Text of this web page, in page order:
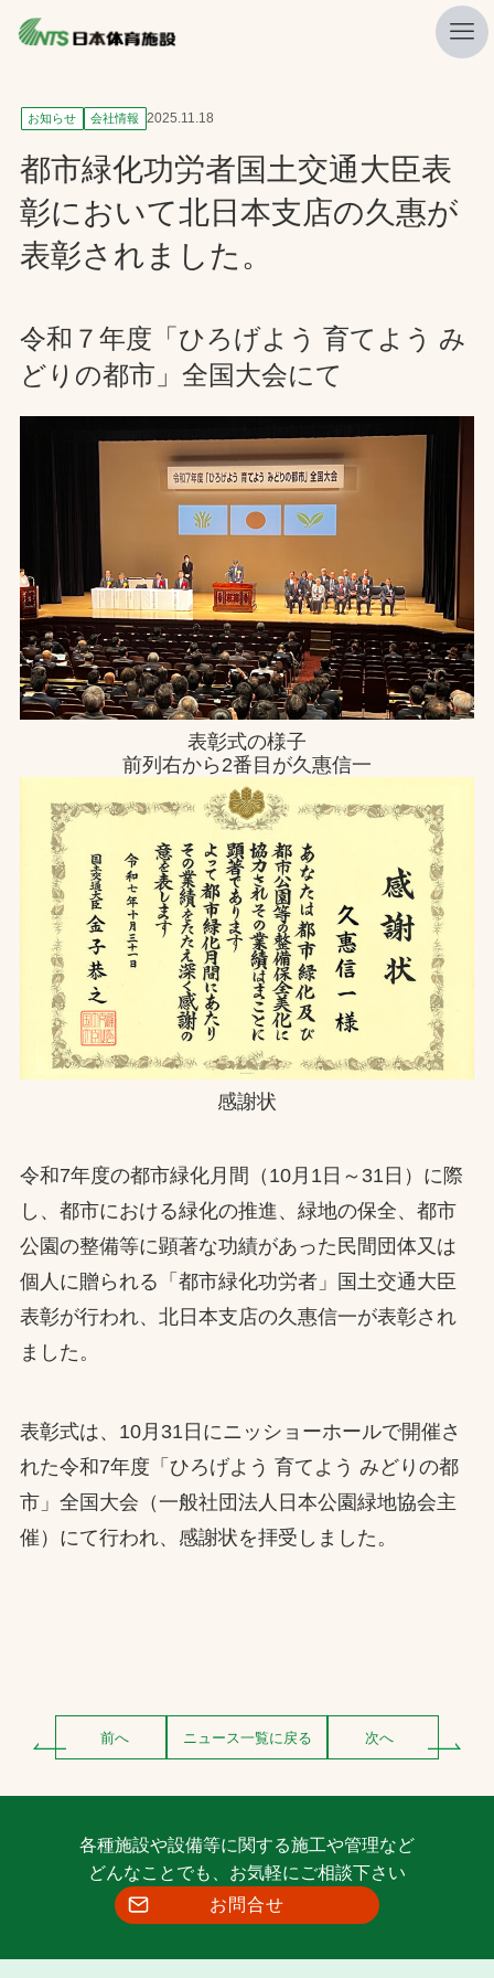
私たちの強み
ニュース
プレスリリース
レポート
施工・管理実績一覧
会社概要
採用情報
検索
お問合せ
お取引先の皆様へ
プライバシーポリシー
ソーシャルメディアポリシー
文字の見えづらさや操作にお困りの方へ
お知らせ 会社情報 2025.11.18
都市緑化功労者国土交通大臣表
彰において北日本支店の久惠が
表彰されました。
令和７年度「ひろげよう 育てよう み
どりの都市」全国大会にて
表彰式の様子
前列右から2番目が久惠信一
感謝状
令和7年度の都市緑化月間（10月1日～31日）に際
し、都市における緑化の推進、緑地の保全、都市
公園の整備等に顕著な功績があった民間団体又は
個人に贈られる「都市緑化功労者」国土交通大臣
表彰が行われ、北日本支店の久惠信一が表彰され
ました。
表彰式は、10月31日にニッショーホールで開催さ
れた令和7年度「ひろげよう 育てよう みどりの都
市」全国大会（一般社団法人日本公園緑地協会主
催）にて行われ、感謝状を拝受しました。
前へ ニュース一覧に戻る 次へ
各種施設や設備等に関する施工や管理など
どんなことでも、お気軽にご相談下さい
お問合せ